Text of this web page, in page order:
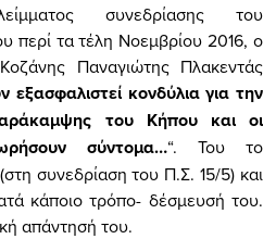
συνεδρίασης του
περί τα τέλη Νοεμβρίου 2016, ο
Παναγιώτης Πλακεντάς
εξασφαλιστεί κονδύλια για την
του Κήπου και οι
σύντομα…“. Του το
συνεδρίαση του Π.Σ. 15/5) και
κάποιο τρόπο- δέσμευσή του.
απάντησή του.